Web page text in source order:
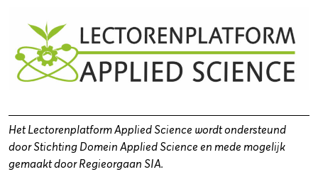
Het Lectorenplatform Applied Science wordt ondersteund
door Stichting Domein Applied Science en mede mogelijk
gemaakt door Regieorgaan SIA.